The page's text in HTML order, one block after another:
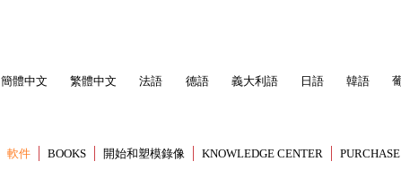
簡體中文 繁體中文 法語 德語 義大利語 日語 韓語
軟件 BOOKS 開始和塑模錄像 KNOWLEDGE CENTER PURCHASE